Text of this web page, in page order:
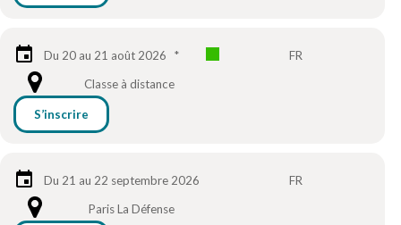
Du 20 au 21 août 2026 *
FR
Classe à distance
S’inscrire
Du 21 au 22 septembre 2026
FR
Paris La Défense